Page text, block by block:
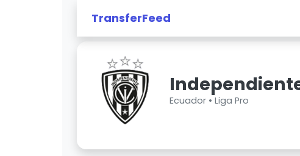
TransferFeed
Ecuador • Liga Pro